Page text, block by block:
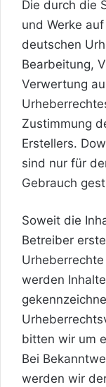
Die durch die
und Werke
deutschen
Bearbeitung,
Verwertung
Zustimmung
Erstellers.
sind nur für
Gebrauch
Soweit die
Betreiber
werden
bitten wir um
Bei
werden wir